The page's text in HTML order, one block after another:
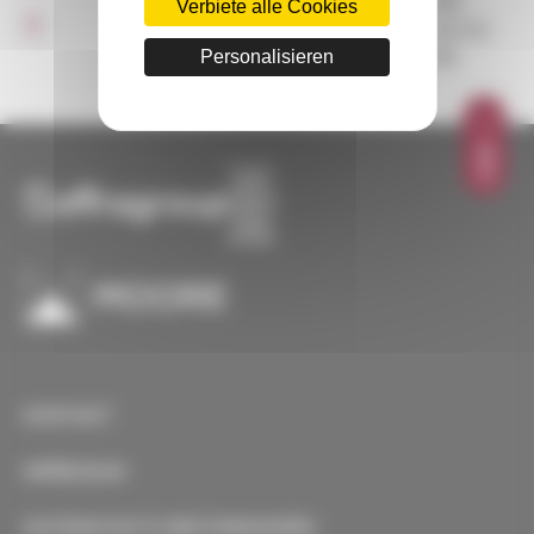
SOFFAL-Decret-
tertiaire.pdf
Verbiete alle Cookies
Personalisieren